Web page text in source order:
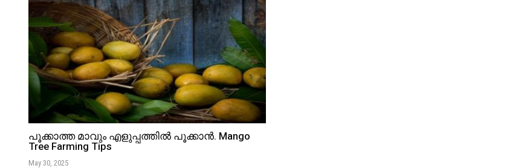
പൂക്കാത്ത മാവും എളുപ്പത്തിൽ പൂക്കാൻ. Mango
Tree Farming Tips
May 30, 2025